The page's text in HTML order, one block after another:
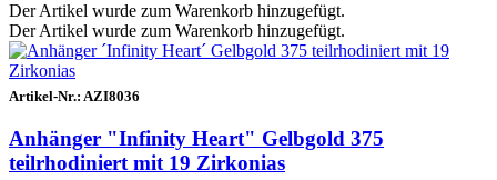
Der Artikel wurde zum Warenkorb hinzugefügt.
Der Artikel wurde zum Warenkorb hinzugefügt.
Artikel-Nr.: AZI8036
Anhänger "Infinity Heart" Gelbgold 375
teilrhodiniert mit 19 Zirkonias